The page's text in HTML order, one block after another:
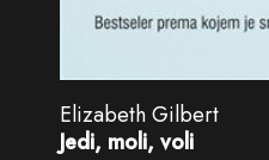
Elizabeth Gilbert
Jedi, moli, voli